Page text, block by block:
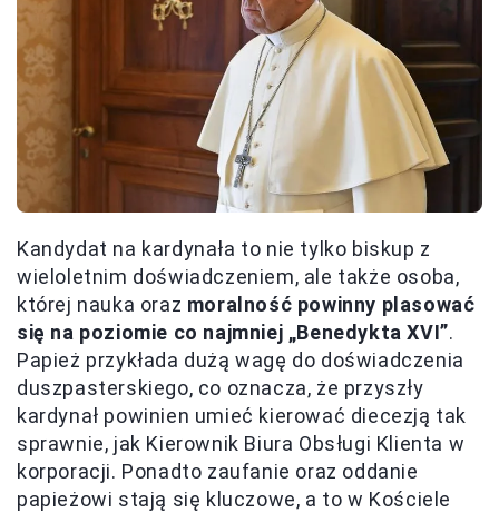
Kandydat na kardynała to nie tylko biskup z
wieloletnim doświadczeniem, ale także osoba,
której nauka oraz moralność powinny plasować
się na poziomie co najmniej „Benedykta XVI”.
Papież przykłada dużą wagę do doświadczenia
duszpasterskiego, co oznacza, że przyszły
kardynał powinien umieć kierować diecezją tak
sprawnie, jak Kierownik Biura Obsługi Klienta w
korporacji. Ponadto zaufanie oraz oddanie
papieżowi stają się kluczowe, a to w Kościele